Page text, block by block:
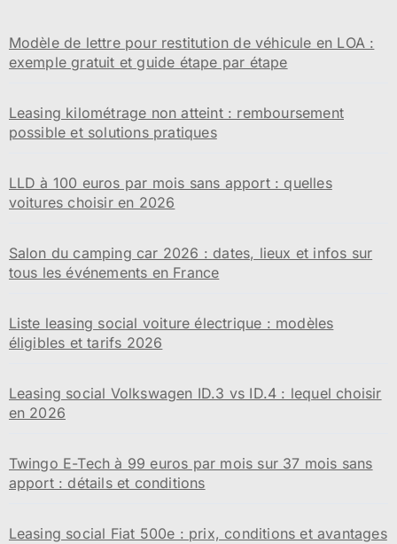
Modèle de lettre pour restitution de véhicule en LOA :
exemple gratuit et guide étape par étape
Leasing kilométrage non atteint : remboursement
possible et solutions pratiques
LLD à 100 euros par mois sans apport : quelles
voitures choisir en 2026
Salon du camping car 2026 : dates, lieux et infos sur
tous les événements en France
Liste leasing social voiture électrique : modèles
éligibles et tarifs 2026
Leasing social Volkswagen ID.3 vs ID.4 : lequel choisir
en 2026
Twingo E-Tech à 99 euros par mois sur 37 mois sans
apport : détails et conditions
Leasing social Fiat 500e : prix, conditions et avantages